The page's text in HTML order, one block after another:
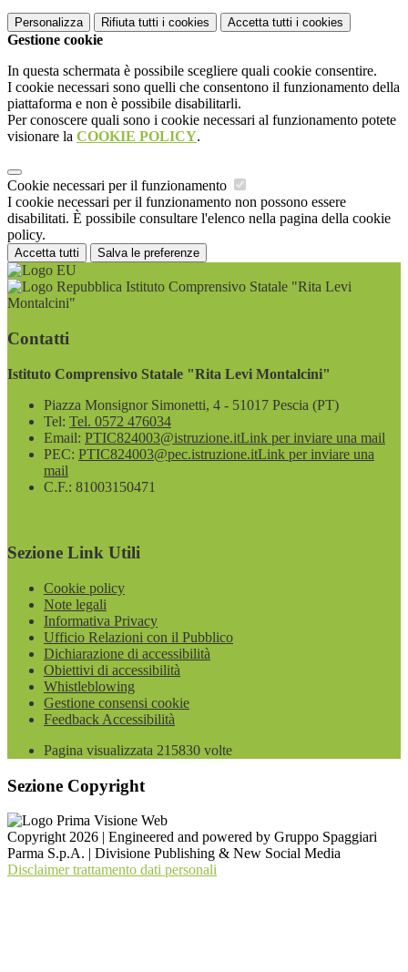
Personalizza Rifiuta tutti i cookies Accetta tutti i cookies
Gestione cookie
In questa schermata è possibile scegliere quali cookie consentire.
I cookie necessari sono quelli che consentono il funzionamento della
piattaforma e non è possibile disabilitarli.
Per conoscere quali sono i cookie necessari al funzionamento potete
visionare la COOKIE POLICY.
Cookie necessari per il funzionamento
I cookie necessari per il funzionamento non possono essere
disabilitati. È possibile consultare l'elenco nella pagina della cookie
policy.
Accetta tutti Salva le preferenze
Istituto Comprensivo Statale "Rita Levi
Montalcini"
Contatti
Istituto Comprensivo Statale "Rita Levi Montalcini"
Piazza Monsignor Simonetti, 4 - 51017 Pescia (PT)
Tel: Tel. 0572 476034
Email: PTIC824003@istruzione.itLink per inviare una mail
PEC: PTIC824003@pec.istruzione.itLink per inviare una
mail
C.F.: 81003150471
Sezione Link Utili
Cookie policy
Note legali
Informativa Privacy
Ufficio Relazioni con il Pubblico
Dichiarazione di accessibilità
Obiettivi di accessibilità
Whistleblowing
Gestione consensi cookie
Feedback Accessibilità
Pagina visualizzata 215830 volte
Sezione Copyright
Copyright 2026 | Engineered and powered by Gruppo Spaggiari
Parma S.p.A. | Divisione Publishing & New Social Media
Disclaimer trattamento dati personali